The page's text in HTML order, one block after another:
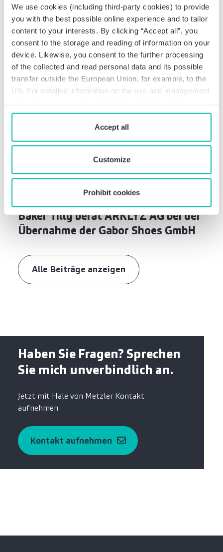
We use cookies (including third-party cookies) to provide
you with the best possible online experience and to tailor
content to your interests. By clicking “Accept all”, you
consent to the storage and reading of information on your
device. Likewise, you consent to the further processing
of the collected and read personal data and its possible
transfer outside the European Union, for example, to the
US. For detailed information on the use and management
“Prohibit cookies” you reject the use of cookies that
require your consent. You give consent to cookies and
ourprivacy policywhen you use our website.
Accept all
Customize
Prohibit cookies
Deal Info
Baker Tilly berät HIH Invest bei
8.630qm-Logistik-Deal
Baker Tilly berät ARKLYZ AG bei der
Übernahme der Gabor Shoes GmbH
Alle Beiträge anzeigen
Haben Sie Fragen? Sprechen
Sie mich unverbindlich an.
Jetzt mit Hale von Metzler Kontakt
aufnehmen
Kontakt aufnehmen